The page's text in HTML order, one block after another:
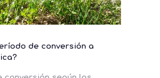
de conversión a